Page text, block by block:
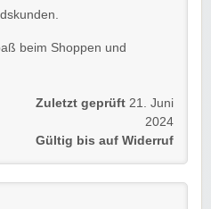
beim Shoppen und
Zuletzt geprüft 21. Juni
2024
Gültig bis auf Widerruf